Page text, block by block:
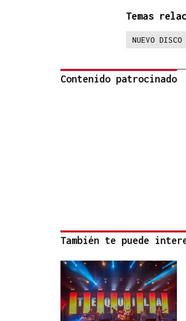
Temas
NUEVO DISCO
Contenido patrocinado
También te puede